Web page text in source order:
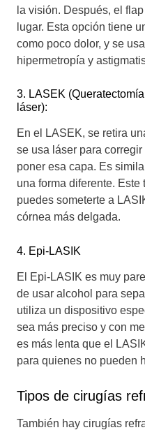
la visión. Después, el
lugar. Esta opción tiene
como poco dolor, y se
hipermetropía y
3. LASEK
láser):
En el LASEK, se retira
se usa láser para
poner esa capa. Es
una forma diferente.
puedes someterte a
córnea más delgada.
4. Epi-LASIK
El Epi-LASIK es muy
de usar alcohol para
utiliza un dispositivo
sea más preciso y con
es más lenta que el
para quienes no pueden
Tipos de cirugías
También hay cirugías